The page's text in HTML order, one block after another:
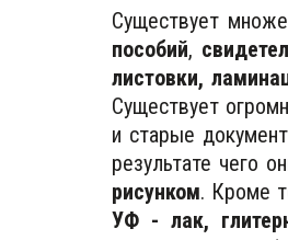
Существует
пособий,
листовки,
Существует
и старые
результате чего
рисунком. Кроме
УФ - лак,